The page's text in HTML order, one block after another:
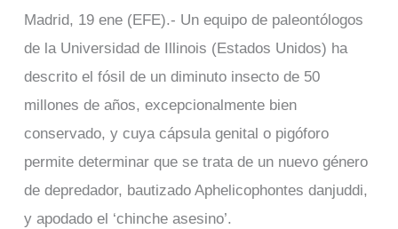
Madrid, 19 ene (EFE).- Un equipo de paleontólogos
de la Universidad de Illinois (Estados Unidos) ha
descrito el fósil de un diminuto insecto de 50
millones de años, excepcionalmente bien
conservado, y cuya cápsula genital o pigóforo
permite determinar que se trata de un nuevo género
de depredador, bautizado Aphelicophontes danjuddi,
y apodado el ‘chinche asesino’.